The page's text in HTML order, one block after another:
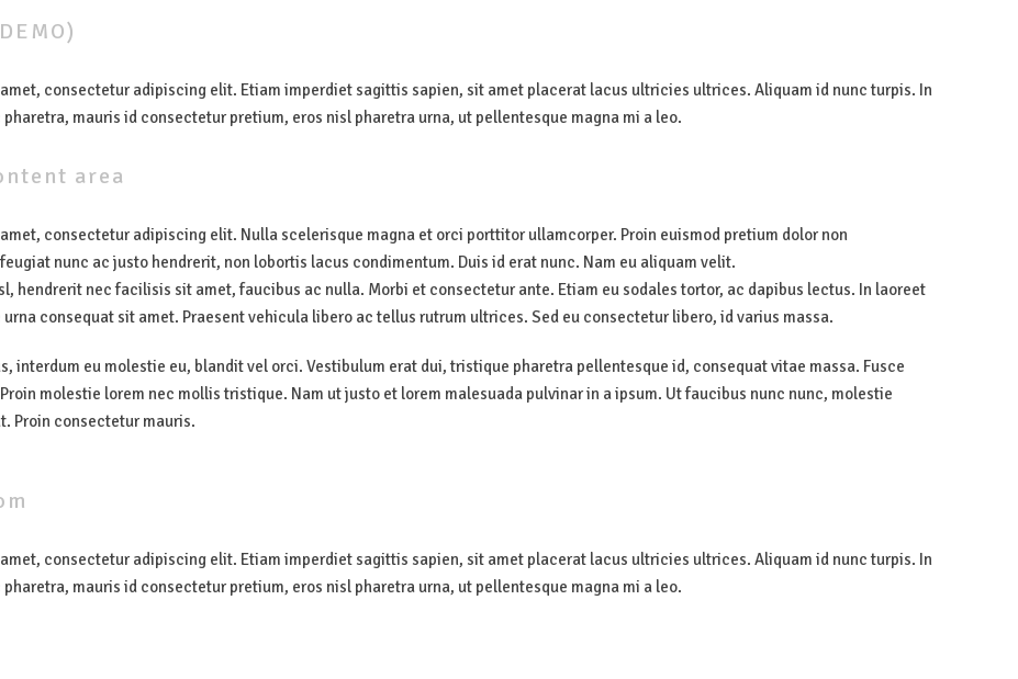
consectetur adipiscing elit. Etiam imperdiet sagittis sapien, sit amet placerat lacus ultricies ultrices. Aliquam id nunc turpis. In
mauris id consectetur pretium, eros nisl pharetra urna, ut pellentesque magna mi a leo.
area
consectetur adipiscing elit. Nulla scelerisque magna et orci porttitor ullamcorper. Proin euismod pretium dolor non
nunc ac justo hendrerit, non lobortis lacus condimentum. Duis id erat nunc. Nam eu aliquam velit.
hendrerit nec facilisis sit amet, faucibus ac nulla. Morbi et consectetur ante. Etiam eu sodales tortor, ac dapibus lectus. In laoreet
consequat sit amet. Praesent vehicula libero ac tellus rutrum ultrices. Sed eu consectetur libero, id varius massa.
interdum eu molestie eu, blandit vel orci. Vestibulum erat dui, tristique pharetra pellentesque id, consequat vitae massa. Fusce
molestie lorem nec mollis tristique. Nam ut justo et lorem malesuada pulvinar in a ipsum. Ut faucibus nunc nunc, molestie
Proin consectetur mauris.
consectetur adipiscing elit. Etiam imperdiet sagittis sapien, sit amet placerat lacus ultricies ultrices. Aliquam id nunc turpis. In
mauris id consectetur pretium, eros nisl pharetra urna, ut pellentesque magna mi a leo.